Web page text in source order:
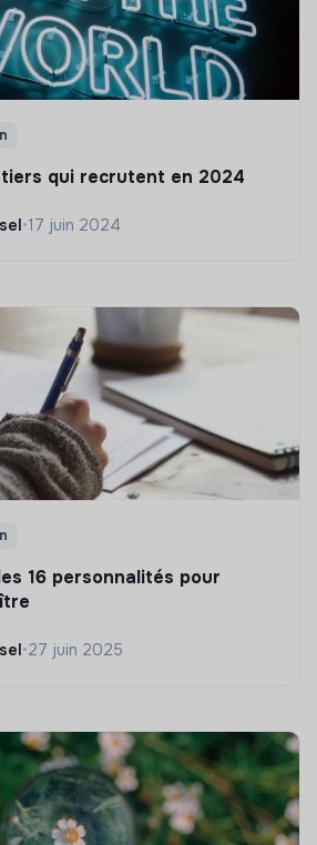
qui recrutent en 2024
•17 juin 2024
16 personnalités pour
•27 juin 2025